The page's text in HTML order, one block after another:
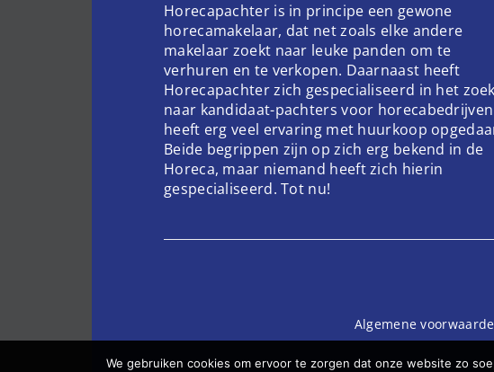
Horecapachter is in principe een gewone
horecamakelaar, dat net zoals elke andere
makelaar zoekt naar leuke panden om te
verhuren en te verkopen. Daarnaast heeft
Horecapachter zich gespecialiseerd in het
naar kandidaat-pachters voor
heeft erg veel ervaring met huurkoop
Beide begrippen zijn op zich erg bekend in de
Horeca, maar niemand heeft zich hierin
gespecialiseerd. Tot nu!
Algemene
We gebruiken cookies om ervoor te zorgen dat onze website zo